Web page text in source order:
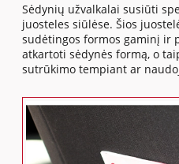
Sėdynių užvalkalai susiūti
juosteles siūlėse. Šios
sudėtingos formos gaminį ir
atkartoti sėdynės formą, o
sutrūkimo tempiant ar